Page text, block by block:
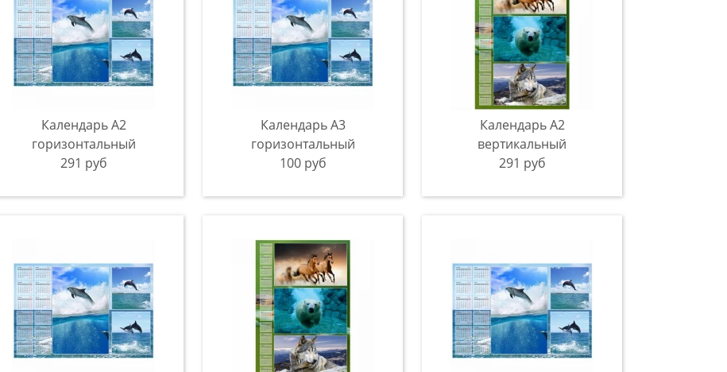
Календарь A2
горизонтальный
291 руб
Календарь A3
горизонтальный
100 руб
Календарь A2
вертикальный
291 руб